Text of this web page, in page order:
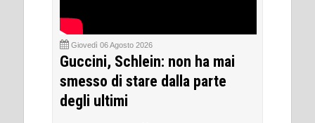
Giovedì 06 Agosto 2026
Guccini, Schlein: non ha mai
smesso di stare dalla parte
degli ultimi